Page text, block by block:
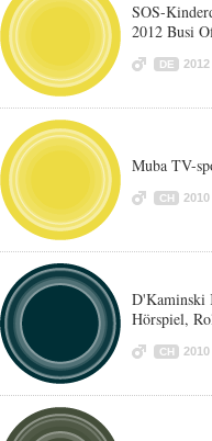
SOS-
2012 Busi
DE 2012
Muba TV-
CH 2010
D'Kaminski
Hörspiel,
CH 2010